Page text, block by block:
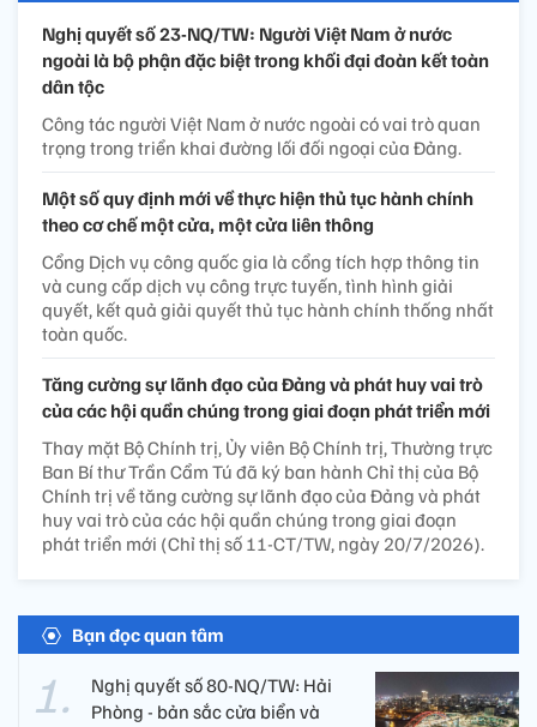
Nghị quyết số 23-NQ/TW: Người Việt Nam ở nước
ngoài là bộ phận đặc biệt trong khối đại đoàn kết toàn
dân tộc
Công tác người Việt Nam ở nước ngoài có vai trò quan
trọng trong triển khai đường lối đối ngoại của Đảng.
Một số quy định mới về thực hiện thủ tục hành chính
theo cơ chế một cửa, một cửa liên thông
Cổng Dịch vụ công quốc gia là cổng tích hợp thông tin
và cung cấp dịch vụ công trực tuyến, tình hình giải
quyết, kết quả giải quyết thủ tục hành chính thống nhất
toàn quốc.
Tăng cường sự lãnh đạo của Đảng và phát huy vai trò
của các hội quần chúng trong giai đoạn phát triển mới
Thay mặt Bộ Chính trị, Ủy viên Bộ Chính trị, Thường trực
Ban Bí thư Trần Cẩm Tú đã ký ban hành Chỉ thị của Bộ
Chính trị về tăng cường sự lãnh đạo của Đảng và phát
huy vai trò của các hội quần chúng trong giai đoạn
phát triển mới (Chỉ thị số 11-CT/TW, ngày 20/7/2026).
Bạn đọc quan tâm
Nghị quyết số 80-NQ/TW: Hải
Phòng - bản sắc cửa biển và